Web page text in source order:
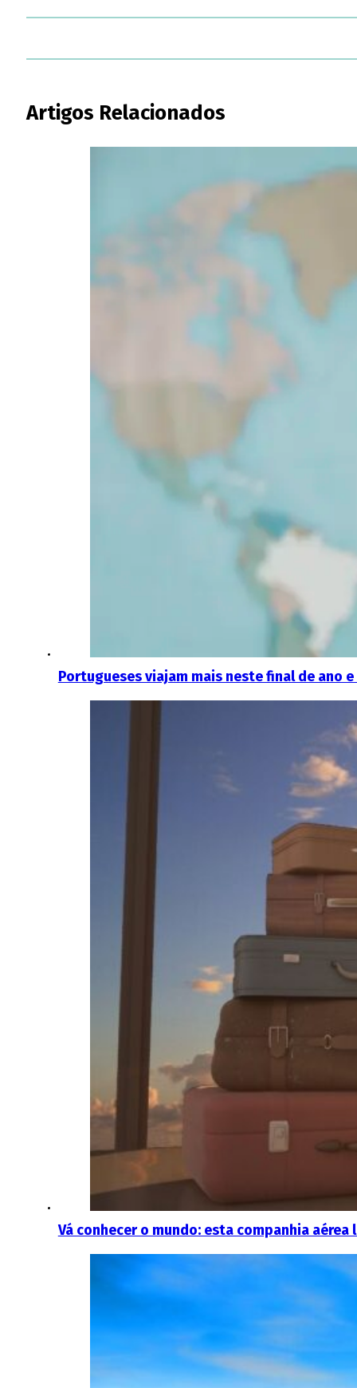
Artigos Relacionados
Portugueses viajam mais neste final de ano
Vá conhecer o mundo: esta companhia